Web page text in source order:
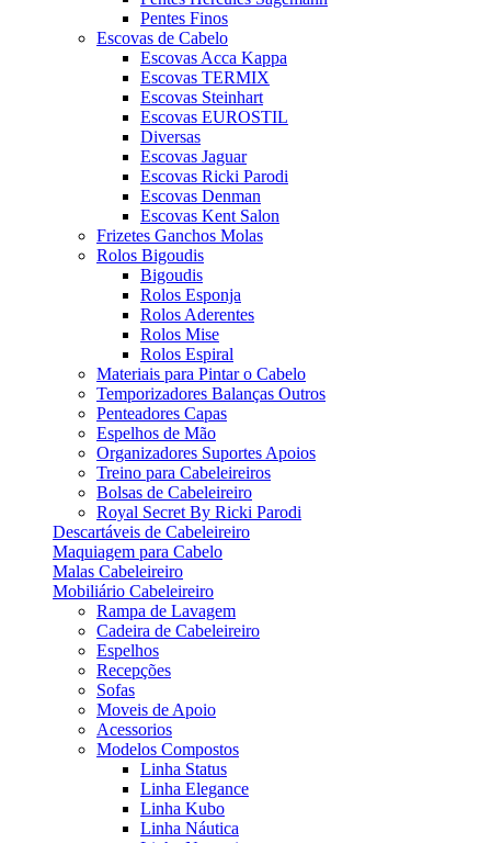
Pentes Finos
Escovas de Cabelo
Escovas Acca Kappa
Escovas TERMIX
Escovas Steinhart
Escovas EUROSTIL
Diversas
Escovas Jaguar
Escovas Ricki Parodi
Escovas Denman
Escovas Kent Salon
Frizetes Ganchos Molas
Rolos Bigoudis
Bigoudis
Rolos Esponja
Rolos Aderentes
Rolos Mise
Rolos Espiral
Materiais para Pintar o Cabelo
Temporizadores Balanças Outros
Penteadores Capas
Espelhos de Mão
Organizadores Suportes Apoios
Treino para Cabeleireiros
Bolsas de Cabeleireiro
Royal Secret By Ricki Parodi
Descartáveis de Cabeleireiro
Maquiagem para Cabelo
Malas Cabeleireiro
Mobiliário Cabeleireiro
Rampa de Lavagem
Cadeira de Cabeleireiro
Espelhos
Recepções
Sofas
Moveis de Apoio
Acessorios
Modelos Compostos
Linha Status
Linha Elegance
Linha Kubo
Linha Náutica